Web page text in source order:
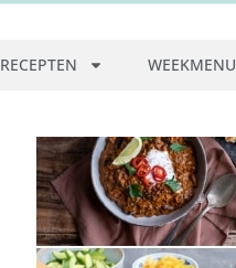
RECEPTEN WEEKMENU